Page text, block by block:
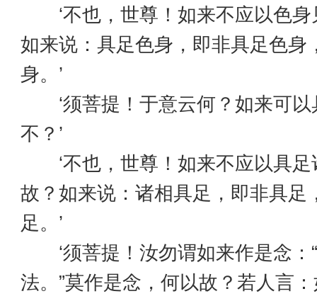
‘不也，世尊！如来不应以色身
如来说：具足色身，即非具足色身
身。’
‘须菩提！于意云何？如来可以
不？’
‘不也，世尊！如来不应以具足
故？如来说：诸相具足，即非具足
足。’
‘须菩提！汝勿谓如来作是念：
法。”莫作是念，何以故？若人言